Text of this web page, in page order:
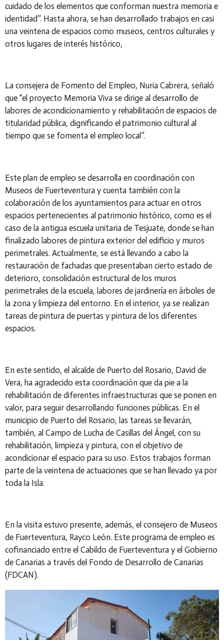
cuidado de los elementos que conforman nuestra memoria e
identidad”. Hasta ahora, se han desarrollado trabajos en casi
una veintena de espacios como museos, centros culturales y
otros lugares de interés histórico,
La consejera de Fomento del Empleo, Nuria Cabrera, señaló
que “el proyecto Memoria Viva se dirige al desarrollo de
labores de acondicionamiento y rehabilitación de espacios de
titularidad pública, dignificando el patrimonio cultural al
tiempo que se fomenta el empleo local”.
Este plan de empleo se desarrolla en coordinación con
Museos de Fuerteventura y cuenta también con la
colaboración de los ayuntamientos para actuar en otros
espacios pertenecientes al patrimonio histórico, como es el
caso de la antigua escuela unitaria de Tesjuate, donde se han
finalizado labores de pintura exterior del edificio y muros
perimetrales. Actualmente, se está llevando a cabo la
restauración de fachadas que presentaban cierto estado de
deterioro, consolidación estructural de los muros
perimetrales de la escuela, labores de jardinería en árboles de
la zona y limpieza del entorno. En el interior, ya se realizan
tareas de pintura de puertas y pintura de los diferentes
espacios.
En este sentido, el alcalde de Puerto del Rosario, David de
Vera, ha agradecido esta coordinación que da pie a la
rehabilitación de diferentes infraestructuras que se ponen en
valor, para seguir desarrollando funciones públicas. En el
municipio de Puerto del Rosario, las tareas se llevarán,
también, al Campo de Lucha de Casillas del Ángel, con su
rehabilitación, limpieza y pintura, con el objetivo de
acondicionar el espacio para su uso. Estos trabajos forman
parte de la veintena de actuaciones que se han llevado ya por
toda la Isla.
En la visita estuvo presente, además, el consejero de Museos
de Fuerteventura, Rayco León. Este programa de empleo es
cofinanciado entre el Cabildo de Fuerteventura y el Gobierno
de Canarias a través del Fondo de Desarrollo de Canarias
(FDCAN).